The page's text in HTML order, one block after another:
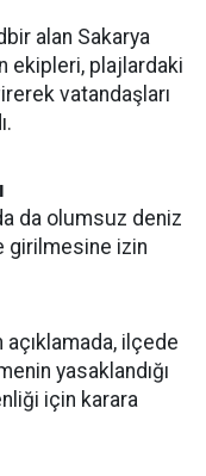
alan Sakarya
ekipleri, plajlardaki
vatandaşları
da olumsuz deniz
girilmesine izin
açıklamada, ilçede
yasaklandığı
için karara